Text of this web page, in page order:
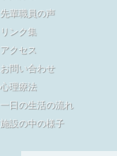
先輩職員の声
リンク集
アクセス
お問い合わせ
心理療法
一日の生活の流れ
施設の中の様子